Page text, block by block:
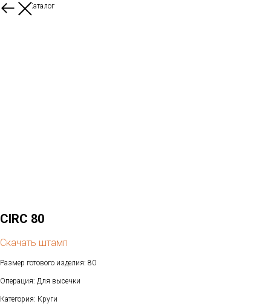
Назад в Каталог
CIRC 80
Скачать штамп
Размер готового изделия: 80
Операция: Для высечки
Категория: Круги